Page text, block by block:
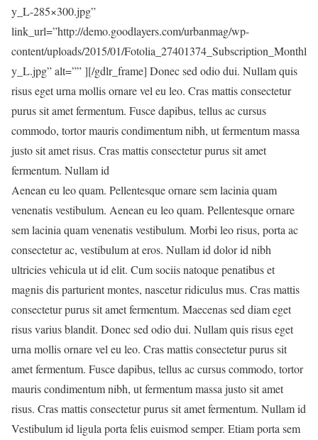
y_L-285×300.jpg”
link_url=”http://demo.goodlayers.com/urbanmag/wp-
content/uploads/2015/01/Fotolia_27401374_Subscription_Monthl
y_L.jpg” alt=”” ][/gdlr_frame] Donec sed odio dui. Nullam quis
risus eget urna mollis ornare vel eu leo. Cras mattis consectetur
purus sit amet fermentum. Fusce dapibus, tellus ac cursus
commodo, tortor mauris condimentum nibh, ut fermentum massa
justo sit amet risus. Cras mattis consectetur purus sit amet
fermentum. Nullam id
Aenean eu leo quam. Pellentesque ornare sem lacinia quam
venenatis vestibulum. Aenean eu leo quam. Pellentesque ornare
sem lacinia quam venenatis vestibulum. Morbi leo risus, porta ac
consectetur ac, vestibulum at eros. Nullam id dolor id nibh
ultricies vehicula ut id elit. Cum sociis natoque penatibus et
magnis dis parturient montes, nascetur ridiculus mus. Cras mattis
consectetur purus sit amet fermentum. Maecenas sed diam eget
risus varius blandit. Donec sed odio dui. Nullam quis risus eget
urna mollis ornare vel eu leo. Cras mattis consectetur purus sit
amet fermentum. Fusce dapibus, tellus ac cursus commodo, tortor
mauris condimentum nibh, ut fermentum massa justo sit amet
risus. Cras mattis consectetur purus sit amet fermentum. Nullam id
Vestibulum id ligula porta felis euismod semper. Etiam porta sem